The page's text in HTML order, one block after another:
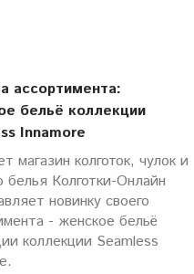
ассортимента:
бельё коллекции
Innamore
магазин колготок, чулок и
белья Колготки-Онлайн
новинку своего
- женское бельё
коллекции Seamless